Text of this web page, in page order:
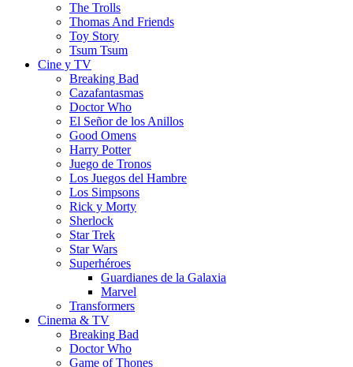
The Trolls
Thomas And Friends
Toy Story
Tsum Tsum
Cine y TV
Breaking Bad
Cazafantasmas
Doctor Who
El Señor de los Anillos
Good Omens
Harry Potter
Juego de Tronos
Los Juegos del Hambre
Los Simpsons
Rick y Morty
Sherlock
Star Trek
Star Wars
Superhéroes
Guardianes de la Galaxia
Marvel
Transformers
Cinema & TV
Breaking Bad
Doctor Who
Game of Thones